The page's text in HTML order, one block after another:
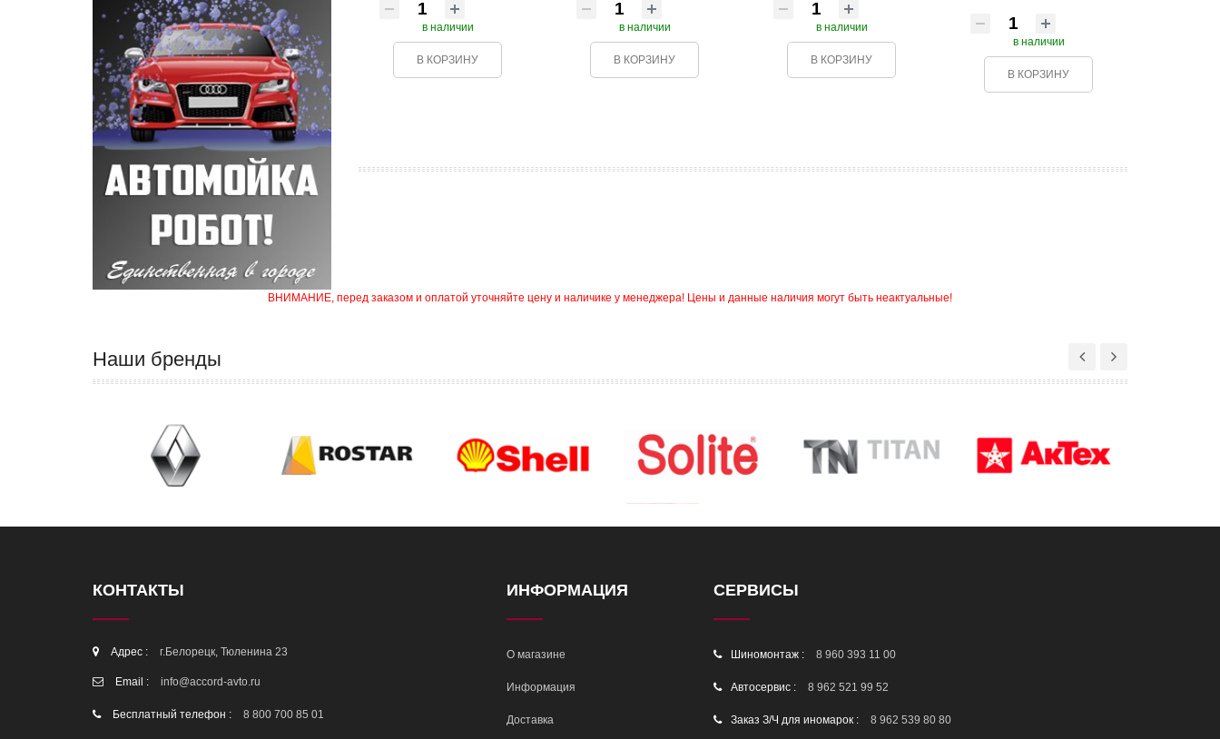
в наличии
В КОРЗИНУ
в наличии
В КОРЗИНУ
в наличии
В КОРЗИНУ
в наличии
В КОРЗИНУ
ВНИМАНИЕ, перед заказом и оплатой уточняйте цену и наличике у менеджера! Цены и данные наличия могут быть неактуальные!
Наши бренды
КОНТАКТЫ
Адрес : г.Белорецк, Тюленина 23
Email : info@accord-avto.ru
Бесплатный телефон : 8 800 700 85 01
ИНФОРМАЦИЯ
О магазине
Информация
Доставка
СЕРВИСЫ
Шиномонтаж : 8 960 393 11 00
Автосервис : 8 962 521 99 52
Заказ З/Ч для иномарок : 8 962 539 80 80